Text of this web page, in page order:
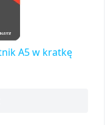
A5 w kratkę